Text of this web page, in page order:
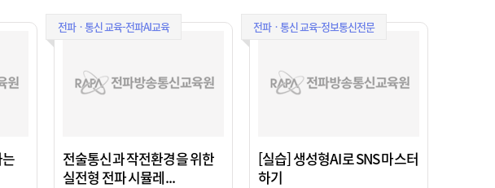
전파ㆍ통신 교육-전파AI교육
전술통신과 작전환경을 위한
실전형 전파 시뮬레...
전파ㆍ통신 교육-정보통신전문
[실습] 생성형AI로 SNS 마스터
하기